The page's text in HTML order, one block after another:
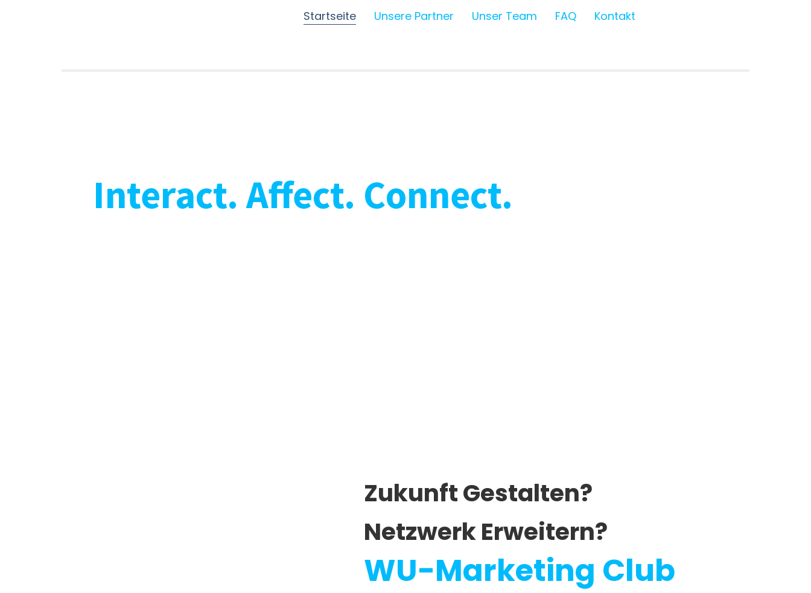
Startseite Unsere Partner Unser Team FAQ Kontakt
Interact. Affect. Connect.
Zukunft Gestalten?
Netzwerk Erweitern?
WU-Marketing Club